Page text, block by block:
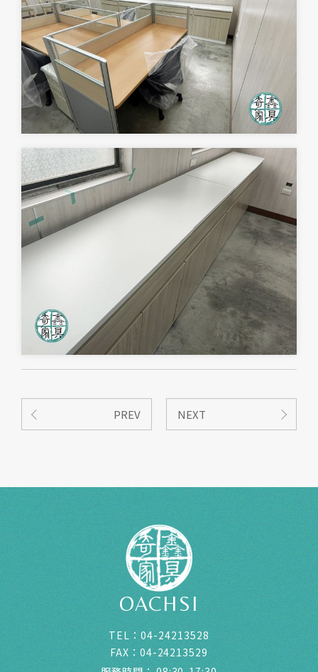
PREV NEXT
OACHSI
TEL：04-24213528
FAX： 04-24213529